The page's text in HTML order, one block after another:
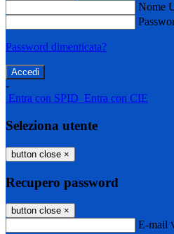
Nome
Password dimenticata?
-
Entra con SPID Entra con CIE
Seleziona utente
button close ×
Recupero password
button close ×
E-mail